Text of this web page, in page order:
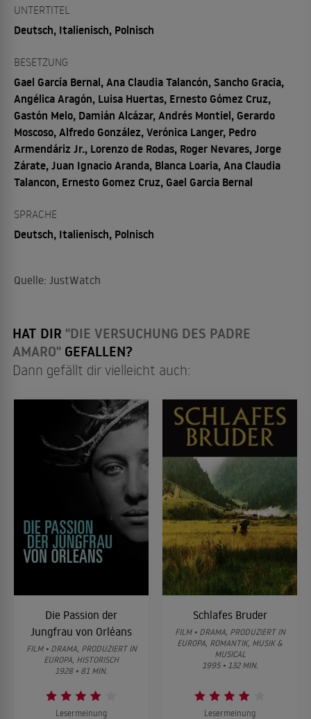
UNTERTITEL
Deutsch, Italienisch, Polnisch
BESETZUNG
Gael García Bernal, Ana Claudia Talancón, Sancho Gracia,
Angélica Aragón, Luisa Huertas, Ernesto Gómez Cruz,
Gastón Melo, Damián Alcázar, Andrés Montiel, Gerardo
Moscoso, Alfredo González, Verónica Langer, Pedro
Armendáriz Jr., Lorenzo de Rodas, Roger Nevares, Jorge
Zárate, Juan Ignacio Aranda, Blanca Loaria, Ana Claudia
Talancon, Ernesto Gomez Cruz, Gael Garcia Bernal
SPRACHE
Deutsch, Italienisch, Polnisch
Quelle: JustWatch
HAT DIR "DIE VERSUCHUNG DES PADRE
AMARO" GEFALLEN?
Dann gefällt dir vielleicht auch:
Die Passion der
Jungfrau von Orléans
FILM • DRAMA, PRODUZIERT IN
EUROPA, HISTORISCH
1928 • 81 MIN.
Lesermeinung
Schlafes Bruder
FILM • DRAMA, PRODUZIERT IN
EUROPA, ROMANTIK, MUSIK &
MUSICAL
1995 • 132 MIN.
Lesermeinung